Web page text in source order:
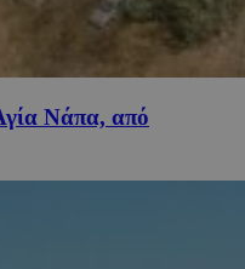
Νάπα, από